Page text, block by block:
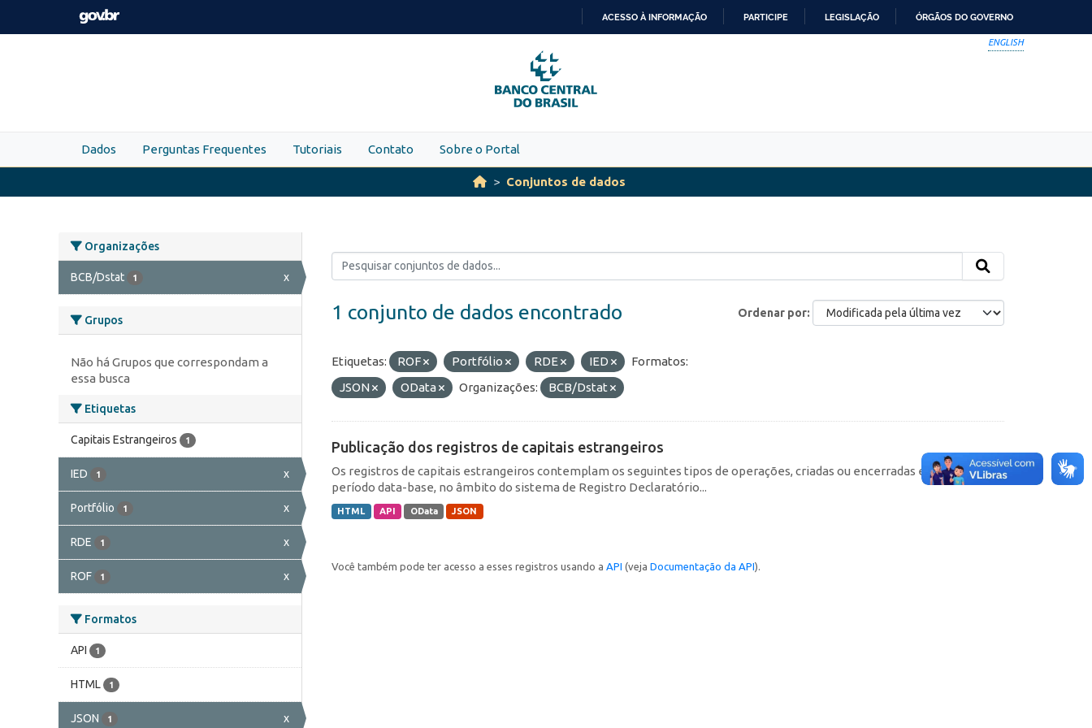
Skip to main content
PARA
O
CONTEÚDO
ACESSO À INFORMAÇÃO PARTICIPE LEGISLAÇÃO ÓRGÃOS DO GOVERNO
ENGLISH
Dados Perguntas Frequentes Tutoriais Contato Sobre o Portal
Conjuntos de dados
Organizações
BCB/Dstat 1 x
Grupos
Não há Grupos que correspondam a
essa busca
Etiquetas
Capitais Estrangeiros 1
IED 1 x
Portfólio 1 x
RDE 1 x
ROF 1 x
Formatos
API 1
HTML 1
JSON 1 x
Ordenar por
1 conjunto de dados encontrado
Etiquetas: ROF Portfólio RDE IED
Formatos:
JSON
OData Organizações: BCB/Dstat
Publicação dos registros de capitais estrangeiros
Os registros de capitais estrangeiros contemplam os seguintes tipos de operações, criadas ou encerradas em cada
período data-base, no âmbito do sistema de Registro Declaratório...
HTML API OData JSON
Você também pode ter acesso a esses registros usando a API (veja Documentação da API).